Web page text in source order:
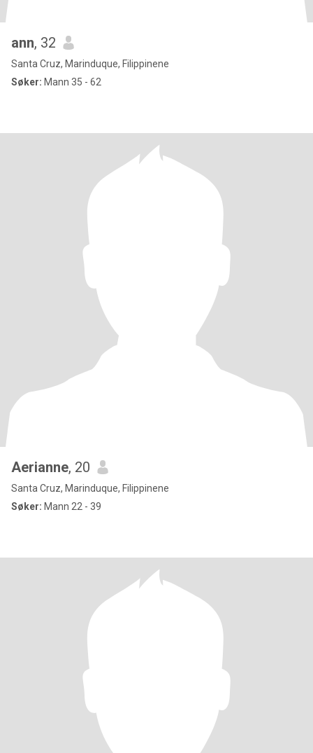
ann, 32
Santa Cruz, Marinduque, Filippinene
Søker: Mann 35 - 62
Aerianne, 20
Santa Cruz, Marinduque, Filippinene
Søker: Mann 22 - 39